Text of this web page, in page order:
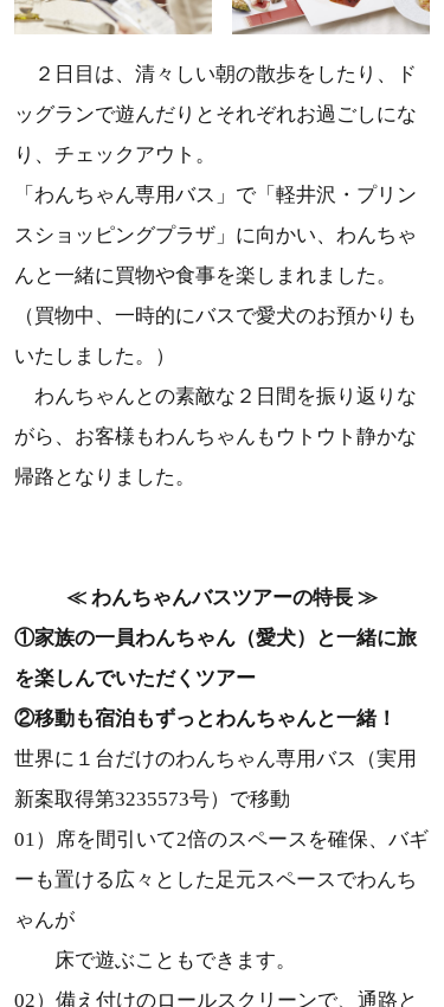
２日目は、清々しい朝の散歩をしたり、ド
ッグランで遊んだりとそれぞれお過ごしにな
り、チェックアウト。
「わんちゃん専用バス」で「軽井沢・プリン
スショッピングプラザ」に向かい、わんちゃ
んと一緒に買物や食事を楽しまれました。
（買物中、一時的にバスで愛犬のお預かりも
いたしました。）
わんちゃんとの素敵な２日間を振り返りな
がら、お客様もわんちゃんもウトウト静かな
帰路となりました。
≪ わんちゃんバスツアーの特長 ≫
①家族の一員わんちゃん（愛犬）と一緒に旅
を楽しんでいただくツアー
②移動も宿泊もずっとわんちゃんと一緒！
世界に１台だけのわんちゃん専用バス（実用
新案取得第3235573号）で移動
01）席を間引いて2倍のスペースを確保、バギ
ーも置ける広々とした足元スペースでわんち
ゃんが
床で遊ぶこともできます。
02）備え付けのロールスクリーンで、通路と